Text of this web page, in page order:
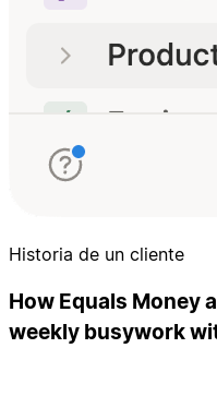
Historia de un cliente
How Equals Money
weekly busywork